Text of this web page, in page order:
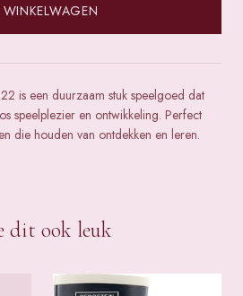
is een duurzaam stuk speelgoed dat
speelplezier en ontwikkeling. Perfect
die houden van ontdekken en leren.
dit ook leuk